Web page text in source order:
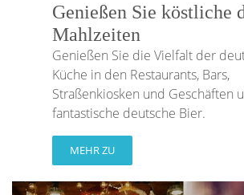
Genießen Sie köstliche
Mahlzeiten
Genießen Sie die Vielfalt der
Küche in den Restaurants, Bars,
Straßenkiosken und Geschäften
fantastische deutsche Bier.
MEHR ZU